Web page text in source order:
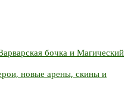
бочка и Магический
новые арены, скины и